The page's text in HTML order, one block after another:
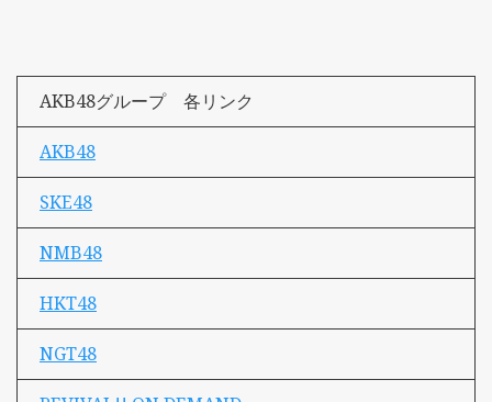
AKB48グループ 各リンク
AKB48
SKE48
NMB48
HKT48
NGT48